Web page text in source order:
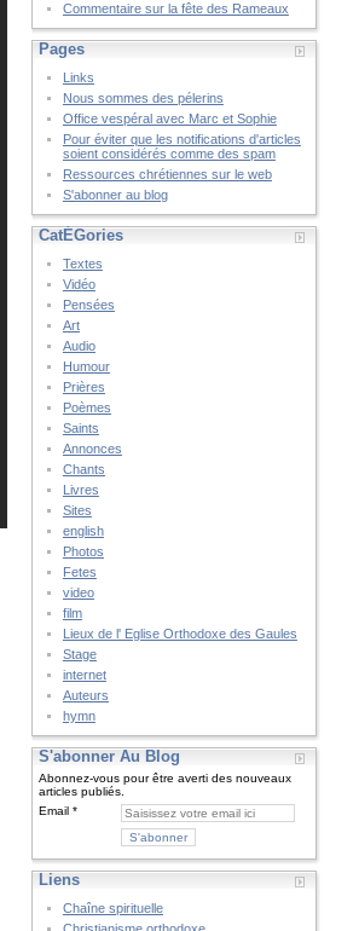
Commentaire sur la fête des Rameaux
Pages
Links
Nous sommes des pélerins
Office vespéral avec Marc et Sophie
Pour éviter que les notifications d'articles
soient considérés comme des spam
Ressources chrétiennes sur le web
S'abonner au blog
CatÉGories
Textes
Vidéo
Pensées
Art
Audio
Humour
Prières
Poèmes
Saints
Annonces
Chants
Livres
Sites
english
Photos
Fetes
video
film
Lieux de l' Eglise Orthodoxe des Gaules
Stage
internet
Auteurs
hymn
S'abonner Au Blog
Abonnez-vous pour être averti des nouveaux
articles publiés.
Email
Liens
Chaîne spirituelle